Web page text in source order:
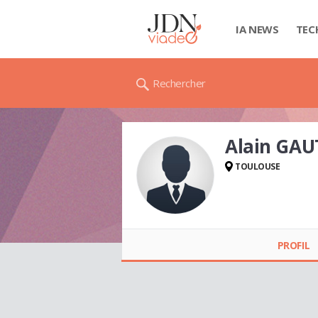
IA NEWS
Rechercher
Alain
TOULOUSE
PROFIL